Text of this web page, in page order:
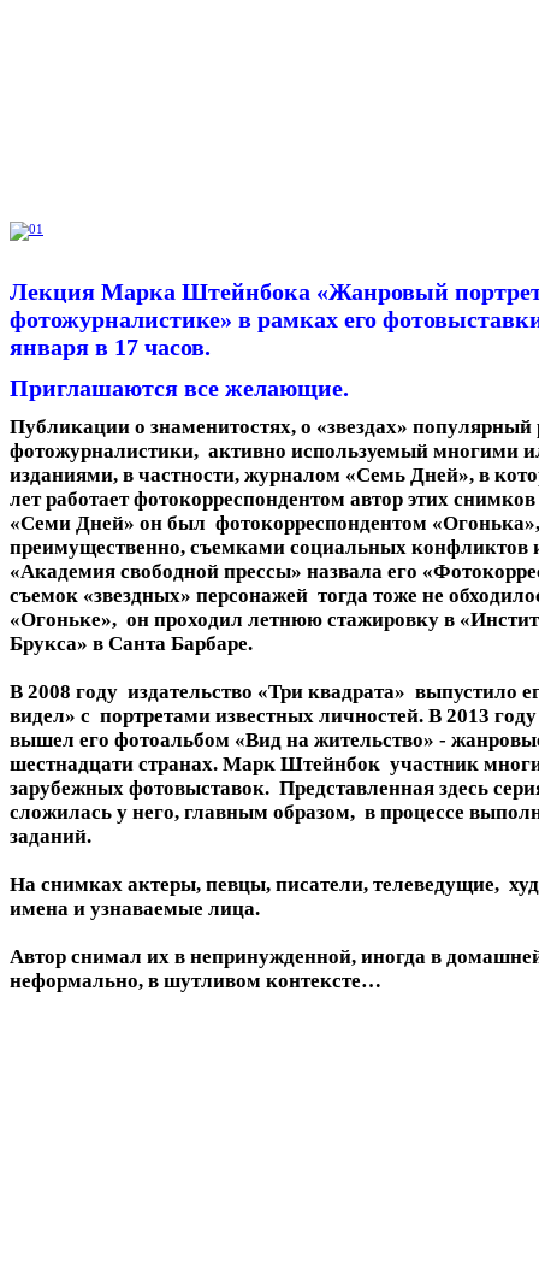
Лекция Марка Штейнбока «Жанровый
фотожурналистике» в рамках его
января в 17 часов.
Приглашаются все желающие.
Публикации о знаменитостях, о «звездах» популярный
фотожурналистики, активно используемый многими
изданиями, в частности, журналом «Семь Дней», в
лет работает фотокорреспондентом автор этих
«Семи Дней» он был фотокорреспондентом
преимущественно, съемками социальных конфликтов
«Академия свободной прессы» назвала его
съемок «звездных» персонажей тогда тоже не
«Огоньке», он проходил летнюю стажировку в
Брукса» в Санта Барбаре.
В 2008 году издательство «Три квадрата» выпустило
видел» с портретами известных личностей. В 2013
вышел его фотоальбом «Вид на жительство» -
шестнадцати странах. Марк Штейнбок участник
зарубежных фотовыставок. Представленная здесь
сложилась у него, главным образом, в процессе
заданий.
На снимках актеры, певцы, писатели, телеведущие,
имена и узнаваемые лица.
Автор снимал их в непринужденной, иногда в
неформально, в шутливом контексте…